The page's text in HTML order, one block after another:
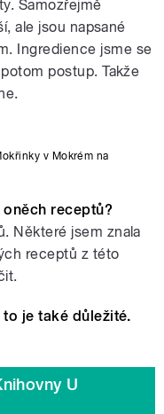
Samozřejmě
ale jsou napsané
Ingredience jsme se
postup. Takže
v Mokrém na
oněch receptů?
Některé jsem znala
receptů z této
to je také důležité.
U